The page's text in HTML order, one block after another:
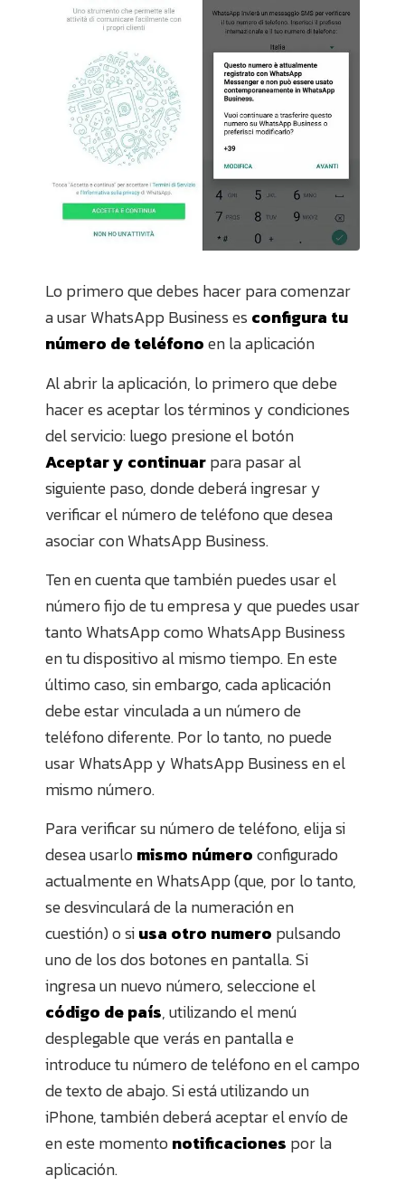
Lo primero que debes hacer para comenzar
a usar WhatsApp Business es configura tu
número de teléfonoen la aplicación
Al abrir la aplicación, lo primero que debe
hacer es aceptar los términos y condiciones
del servicio: luego presione el botón
Aceptar y continuarpara pasar al
siguiente paso, donde deberá ingresar y
verificar el número de teléfono que desea
asociar con WhatsApp Business.
Ten en cuenta que también puedes usar el
número fijo de tu empresa y que puedes usar
tanto WhatsApp como WhatsApp Business
en tu dispositivo al mismo tiempo. En este
último caso, sin embargo, cada aplicación
debe estar vinculada a un número de
teléfono diferente. Por lo tanto, no puede
usar WhatsApp y WhatsApp Business en el
mismo número.
Para verificar su número de teléfono, elija si
desea usarlomismo númeroconfigurado
actualmente en WhatsApp (que, por lo tanto,
se desvinculará de la numeración en
cuestión) o siusa otro numero pulsando
uno de los dos botones en pantalla. Si
ingresa un nuevo número, seleccione el
código de país, utilizando el menú
desplegable que verás en pantalla e
introduce tu número de teléfono en el campo
de texto de abajo. Si está utilizando un
iPhone, también deberá aceptar el envío de
en este momentonotificaciones por la
aplicación.